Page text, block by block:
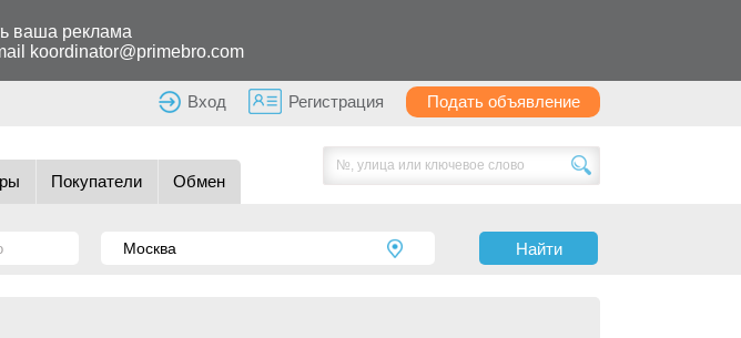
ваша реклама
koordinator@primebro.com
Вход Регистрация БЕСПЛАТНО
Покупатели Обмен
Найти